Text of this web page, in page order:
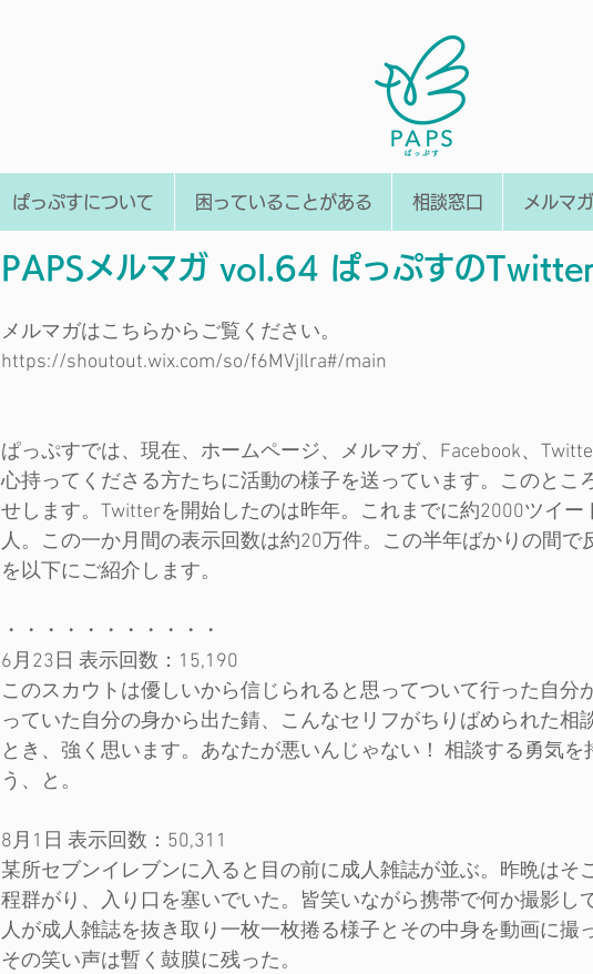
ぱっぷすについて 困っていることがある 相談窓口 メルマ
PAPSメルマガ vol.64 ぱっぷすの
メルマガはこちらからご覧ください。
https://shoutout.wix.com/so/f6MVjIlra#/main
ぱっぷすでは、現在、ホームページ、メルマガ、Facebook、
心持ってくださる方たちに活動の様子を送っています。このとこ
せします。Twitterを開始したのは昨年。これまでに約2000ツイー
人。この一か月間の表示回数は約20万件。この半年ばかりの間で
を以下にご紹介します。
・・・・・・・・・・・
6月23日 表示回数：15,190
このスカウトは優しいから信じられると思ってついて行った自分
っていた自分の身から出た錆、こんなセリフがちりばめられた相
とき、強く思います。あなたが悪いんじゃない！ 相談する勇気を
う、と。
8月1日 表示回数：50,311
某所セブンイレブンに入ると目の前に成人雑誌が並ぶ。昨晩はそ
程群がり、入り口を塞いでいた。皆笑いながら携帯で何か撮影し
人が成人雑誌を抜き取り一枚一枚捲る様子とその中身を動画に撮
その笑い声は暫く鼓膜に残った。